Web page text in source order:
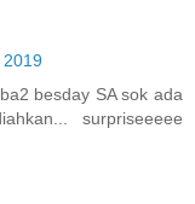
2019
besday SA sok ada
surpriseeeee